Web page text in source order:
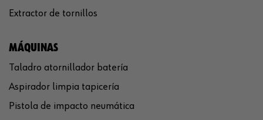
Extractor de tornillos
MÁQUINAS
Taladro atornillador batería
Aspirador limpia tapicería
Pistola de impacto neumática